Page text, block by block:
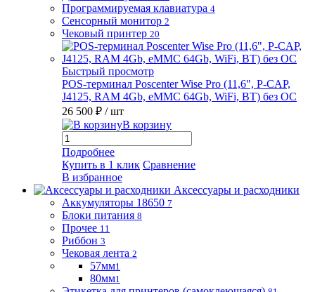
Программируемая клавиатура 4
Сенсорный монитор 2
Чековый принтер 20
Быстрый просмотр
POS-терминал Poscenter Wise Pro (11,6", P-CAP,
J4125, RAM 4Gb, eMMC 64Gb, WiFi, BT) без ОС
26 500 ₽ / шт
В корзину
Подробнее
Купить в 1 клик Сравнение
В избранное
Аксессуары и расходники
Аккумуляторы 18650 7
Блоки питания 8
Прочее 11
Риббон 3
Чековая лента 2
57мм1
80мм1